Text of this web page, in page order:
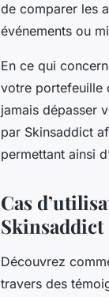
de comparer les
événements ou
En ce qui
votre portefeuille
jamais dépasser
par Skinsaddict
permettant ainsi
Cas
Skinsaddict
Découvrez
travers des